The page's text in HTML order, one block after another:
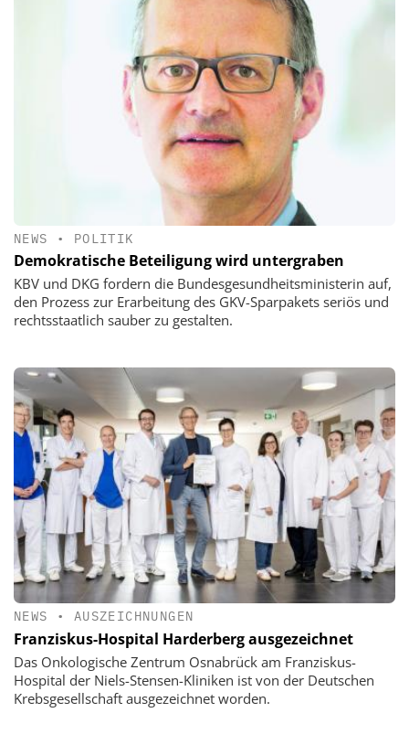
NEWS • POLITIK
Demokratische Beteiligung wird untergraben
KBV und DKG fordern die Bundesgesundheitsministerin auf,
den Prozess zur Erarbeitung des GKV-Sparpakets seriös und
rechtsstaatlich sauber zu gestalten.
NEWS • AUSZEICHNUNGEN
Franziskus-Hospital Harderberg ausgezeichnet
Das Onkologische Zentrum Osnabrück am Franziskus-
Hospital der Niels-Stensen-Kliniken ist von der Deutschen
Krebsgesellschaft ausgezeichnet worden.